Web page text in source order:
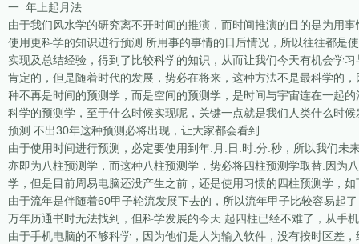
一 年上起月法
由于我们风水学的研究离不开时间的推演，而时间推演的目的是为用
使用更科学的知识进行预测.所用事的事情的日后情况，所以往往都是
实现及总结经验，得到了比较科学的知识，从而让我们今天有机会学
肯定的，但是随着时代的发展，势必在将来，这种方法不是最科学的
种不再是时间的预测学，而是空间的预测学，是时间与宇宙连在一起
科学的预测学，至于什么时候实现呢，关键一点就是我们人类什么时
预测.不出30年这种预测必将出现，让大家都会看到.
由于使用时间进行预测，必定要使用到年.月.日.时.分.秒，所以我们
亦即为八柱预测学，而这种八柱预测学，势必将四柱预测学取替.因为
学，但是目前周易电脑还没产生之前，还是使用习惯的四柱预测学，
由于流年是伴随着60甲子轮流发展下去的，所以流年甲子比较容易起
万年历通书时无法找到，但科学发展的今天.起四柱已经不难了，从手
由于手机电脑的不够科学，因为他们是人为输入软件，没有按时区差